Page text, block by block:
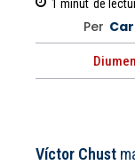
1 minut de
Per
Víctor Chust